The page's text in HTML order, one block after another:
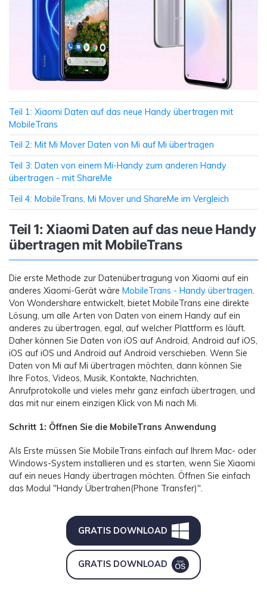
Teil 1: Xiaomi Daten auf das neue Handy übertragen mit
MobileTrans
Teil 2: Mit Mi Mover Daten von Mi auf Mi übertragen
Teil 3: Daten von einem Mi-Handy zum anderen Handy
übertragen - mit ShareMe
Teil 4: MobileTrans, Mi Mover und ShareMe im Vergleich
Teil 1: Xiaomi Daten auf das neue Handy
übertragen mit MobileTrans
Die erste Methode zur Datenübertragung von Xiaomi auf ein
anderes Xiaomi-Gerät wäre MobileTrans - Handy übertragen
Von Wondershare entwickelt, bietet MobileTrans eine direkte
Lösung, um alle Arten von Daten von einem Handy auf ein
anderes zu übertragen, egal, auf welcher Plattform es läuft.
Daher können Sie Daten von iOS auf Android, Android auf iOS,
iOS auf iOS und Android auf Android verschieben. Wenn Sie
Daten von Mi auf Mi übertragen möchten, dann können Sie
Ihre Fotos, Videos, Musik, Kontakte, Nachrichten,
Anrufprotokolle und vieles mehr ganz einfach übertragen, und
das mit nur einem einzigen Klick von Mi nach Mi.
Schritt 1: Öffnen Sie die MobileTrans Anwendung
Als Erste müssen Sie MobileTrans einfach auf Ihrem Mac- oder
Windows-System installieren und es starten, wenn Sie Xiaomi
auf ein neues Handy übertragen möchten. Öffnen Sie einfach
das Modul "Handy Übertrahen(Phone Transfer)".
GRATIS DOWNLOAD
GRATIS DOWNLOAD